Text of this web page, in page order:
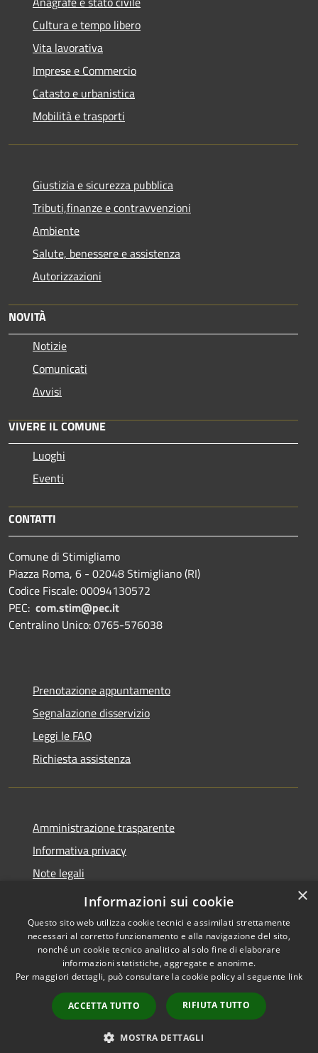
Cultura e tempo libero
Vita lavorativa
Imprese e Commercio
Catasto e urbanistica
Mobilità e trasporti
Giustizia e sicurezza pubblica
Tributi,finanze e contravvenzioni
Ambiente
Salute, benessere e assistenza
Autorizzazioni
NOVITÀ
Notizie
Comunicati
Avvisi
VIVERE IL COMUNE
Luoghi
Eventi
CONTATTI
Comune di Stimigliamo
Piazza Roma, 6 - 02048 Stimigliano (RI)
Codice Fiscale: 00094130572
PEC: com.stim@pec.it
Centralino Unico: 0765-576038
Prenotazione appuntamento
Segnalazione disservizio
Leggi le FAQ
Richiesta assistenza
Amministrazione trasparente
Informativa privacy
Note legali
Dichiarazione di accessibilità
Accessibilità
Copyright © 2026 • Comune di
Stimigliano • Powered by
Municipium•
Accesso
redazione
×
Informazioni sui cookie
Questo sito web utilizza cookie tecnici e assimilati strettamente
necessari al corretto funzionamento e alla navigazione del sito,
nonché un cookie tecnico analitico al solo fine di elaborare
informazioni statistiche, aggregate e anonime.
Per maggiori dettagli, può consultare la cookie policy al seguente link
ACCETTA TUTTO RIFIUTA TUTTO
MOSTRA DETTAGLI